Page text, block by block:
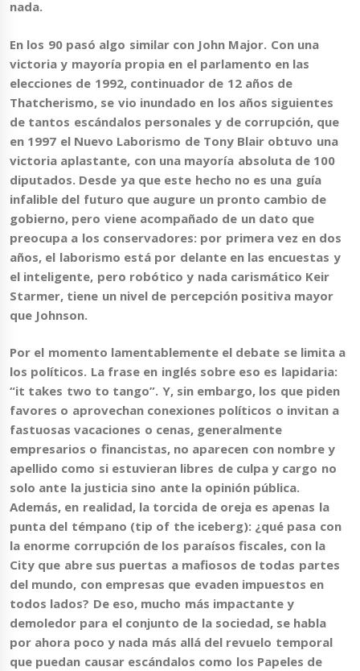
nada.
En los 90 pasó algo similar con John Major. Con una
victoria y mayoría propia en el parlamento en las
elecciones de 1992, continuador de 12 años de
Thatcherismo, se vio inundado en los años siguientes
de tantos escándalos personales y de corrupción, que
en 1997 el Nuevo Laborismo de Tony Blair obtuvo una
victoria aplastante, con una mayoría absoluta de 100
diputados. Desde ya que este hecho no es una guía
infalible del futuro que augure un pronto cambio de
gobierno, pero viene acompañado de un dato que
preocupa a los conservadores: por primera vez en dos
años, el laborismo está por delante en las encuestas y
el inteligente, pero robótico y nada carismático Keir
Starmer, tiene un nivel de percepción positiva mayor
que Johnson.
Por el momento lamentablemente el debate se limita a
los políticos. La frase en inglés sobre eso es lapidaria:
“it takes two to tango”. Y, sin embargo, los que piden
favores o aprovechan conexiones políticos o invitan a
fastuosas vacaciones o cenas, generalmente
empresarios o financistas, no aparecen con nombre y
apellido como si estuvieran libres de culpa y cargo no
solo ante la justicia sino ante la opinión pública.
Además, en realidad, la torcida de oreja es apenas la
punta del témpano (tip of the iceberg): ¿qué pasa con
la enorme corrupción de los paraísos fiscales, con la
City que abre sus puertas a mafiosos de todas partes
del mundo, con empresas que evaden impuestos en
todos lados? De eso, mucho más impactante y
demoledor para el conjunto de la sociedad, se habla
por ahora poco y nada más allá del revuelo temporal
que puedan causar escándalos como los Papeles de